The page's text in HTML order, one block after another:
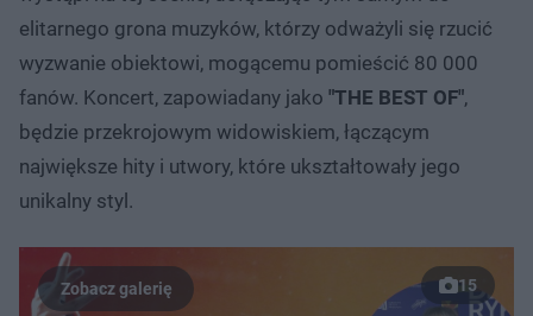
elitarnego grona muzyków, którzy odważyli się rzucić
wyzwanie obiektowi, mogącemu pomieścić 80 000
fanów. Koncert, zapowiadany jako "THE BEST OF",
będzie przekrojowym widowiskiem, łączącym
największe hity i utwory, które ukształtowały jego
unikalny styl.
15